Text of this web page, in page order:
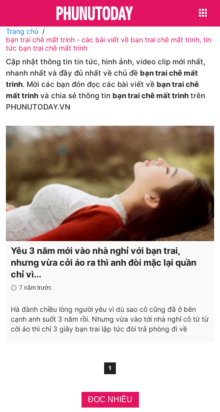
Trang chủ
bạn trai chê mất trinh - các bài viết về bạn trai chê mất trinh, tin
tức bạn trai chê mất trinh
Cập nhật thông tin tin tức, hình ảnh, video clip mới nhất,
nhanh nhất và đầy đủ nhất về chủ đề bạn trai chê mất
trinh. Mời các bạn đón đọc các bài viết về bạn trai chê
mất trinh và chia sẻ thông tin bạn trai chê mất trinh trên
PHUNUTODAY.VN
Yêu 3 năm mới vào nhà nghỉ với bạn trai,
nhưng vừa cởi áo ra thì anh đòi mặc lại quần
chỉ vì...
7 năm trước
Hà đành chiều lòng người yêu vì dù sao cô cũng đã ở bên
cạnh anh suốt 3 năm rồi. Nhưng vừa vào tới nhà nghỉ cô từ từ
cởi áo thì chỉ 3 giây bạn trai lập tức đòi trả phòng đi về
1
ĐỌC NHIỀU